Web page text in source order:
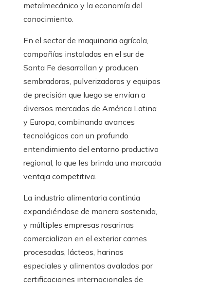
metalmecánico y la economía del
conocimiento.
En el sector de maquinaria agrícola,
compañías instaladas en el sur de
Santa Fe desarrollan y producen
sembradoras, pulverizadoras y equipos
de precisión que luego se envían a
diversos mercados de América Latina
y Europa, combinando avances
tecnológicos con un profundo
entendimiento del entorno productivo
regional, lo que les brinda una marcada
ventaja competitiva.
La industria alimentaria continúa
expandiéndose de manera sostenida,
y múltiples empresas rosarinas
comercializan en el exterior carnes
procesadas, lácteos, harinas
especiales y alimentos avalados por
certificaciones internacionales de